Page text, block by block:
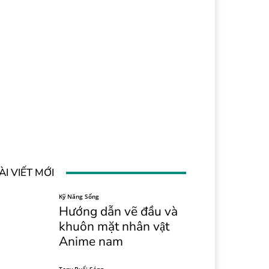
VIẾT MỚI
Kỹ Năng Sống
Hướng dẫn vẽ đầu và
khuôn mặt nhân vật
Anime nam